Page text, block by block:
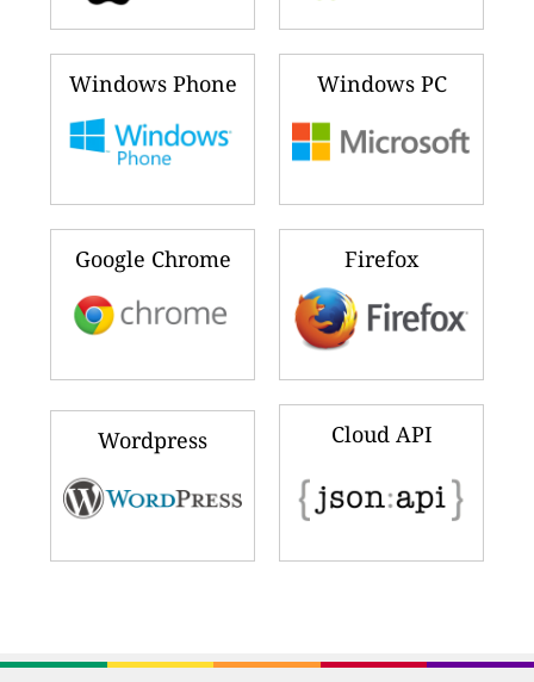
Windows Phone Windows PC
Google Chrome Firefox
Wordpress Cloud API